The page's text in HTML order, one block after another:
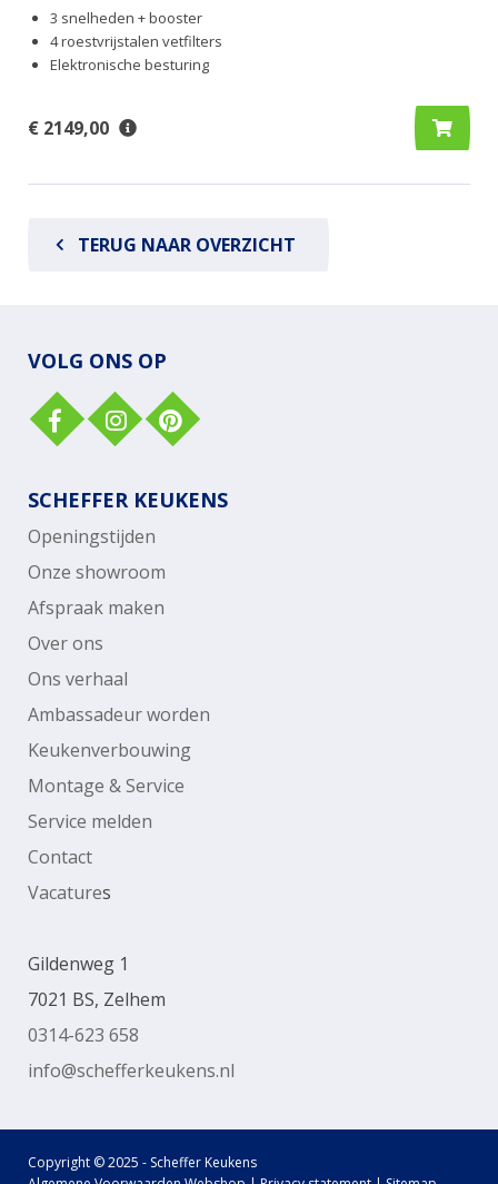
3 snelheden + booster
4 roestvrijstalen vetfilters
Elektronische besturing
€ 2149,00
TERUG NAAR OVERZICHT
VOLG ONS OP
SCHEFFER KEUKENS
Openingstijden
Onze showroom
Afspraak maken
Over ons
Ons verhaal
Ambassadeur worden
Keukenverbouwing
Montage & Service
Service melden
Contact
Vacatures
Gildenweg 1
7021 BS, Zelhem
0314-623 658
info@schefferkeukens.nl
Copyright © 2025 - Scheffer Keukens